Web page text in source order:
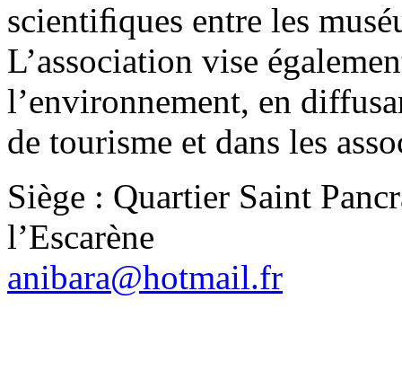
scientiﬁques entre les
L’association vise
l’environnement, en
de tourisme et dans les
Siège : Quartier Saint
l’Escarène
anibara@hotmail.fr